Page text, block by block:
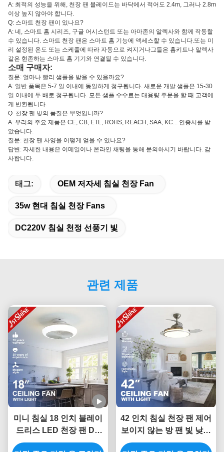
A: 최적의 성능을 위해, 천장 팬 블레이드는 바닥에서 적어도 2.4m, 그러나 2.8m
이상 높지 않아야 합니다.
Q: 스마트 천장 팬이 있나요?
A: 네, 스마트 홈 시리즈, 구글 어시스턴트 또는 아마존의 알렉사와 함께 작동할
수 있습니다. 스마트 천장 팬은 스마트 홈 기능에 액세스할 수 있습니다.또는 미
리 설정된 온도 또는 스케줄에 따라 자동으로 켜지거나그들은 홈키트나 알렉사
같은 현존하는 스마트 홈 기기와 연결될 수 있습니다.
소매 구매자:
질문: 얼마나 빨리 샘플을 받을 수 있을까요?
A: 일반 품목은 5-7 일 이내에 동일하게 청구됩니다. 새로운 개발 샘플은 15-30
일 이내에 두 배로 청구됩니다. 모든 샘플 수수료는 대용량 주문을 할 때 고객에
게 반환됩니다.
Q: 천장 팬 빛의 품질은 무엇입니까?
A: 우리의 주요 제품은 CE, CB, ETL, ROHS, REACH, SAA, KC... 인증서를 받
았습니다.
질문: 천장 팬 사양을 어떻게 얻을 수 있나요?
답변: 자세한 내용은 이메일이나 온라인 채팅을 통해 문의하시기 바랍니다. 감
사합니다.
태그: OEM 저자세 침실 천장 Fan
35w 현대 침실 천장 Fans
DC220V 침실 천정 선풍기 빛
관련 제품
미니 침실 18 인치 블레이
드리스 LED 천장 팬 DC
모터 6 스피드 리모컨
42 인치 침실 천장 팬 제어
보이지 않는 방 팬 빛 낮은
소음